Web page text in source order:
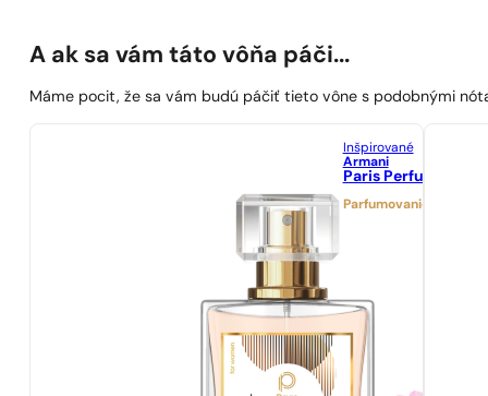
A ak sa vám táto vôňa páči...
Máme pocit, že sa vám budú páčiť tieto vône s podobnými
Inšpirované
Armani
Paris Perfumes N°
Parfumovanie 25%